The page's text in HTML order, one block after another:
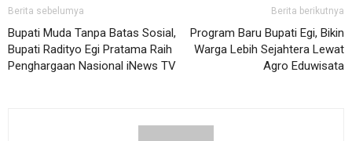
Berita sebelumya
Bupati Muda Tanpa Batas Sosial,
Bupati Radityo Egi Pratama Raih
Penghargaan Nasional iNews TV
Berita berikutnya
Program Baru Bupati Egi, Bikin
Warga Lebih Sejahtera Lewat
Agro Eduwisata